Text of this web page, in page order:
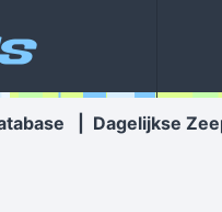
Dagelijkse